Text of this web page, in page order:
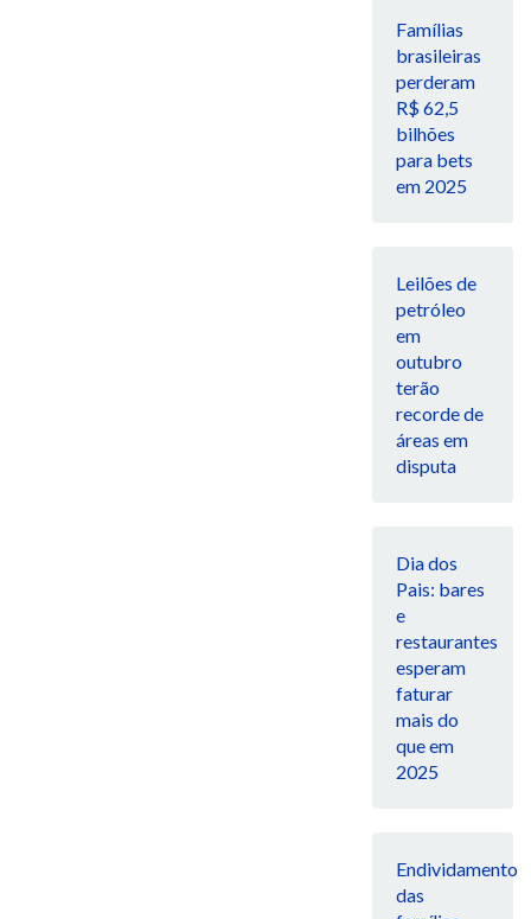
Famílias
brasileiras
perderam
R$ 62,5
bilhões
para bets
em 2025
Leilões de
petróleo
em
outubro
terão
recorde de
áreas em
disputa
Dia dos
Pais: bares
e
restaurantes
esperam
faturar
mais do
que em
2025
Endividamento
das